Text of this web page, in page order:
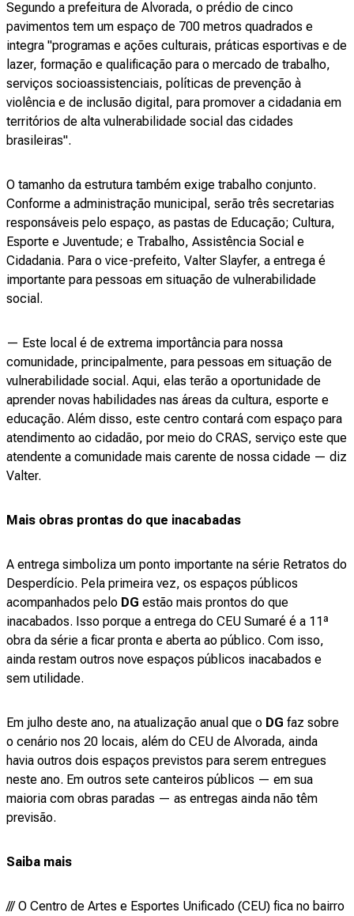
Segundo a prefeitura de Alvorada, o prédio de cinco
pavimentos tem um espaço de 700 metros quadrados e
integra "programas e ações culturais, práticas esportivas e de
lazer, formação e qualificação para o mercado de trabalho,
serviços socioassistenciais, políticas de prevenção à
violência e de inclusão digital, para promover a cidadania em
territórios de alta vulnerabilidade social das cidades
brasileiras".
O tamanho da estrutura também exige trabalho conjunto.
Conforme a administração municipal, serão três secretarias
responsáveis pelo espaço, as pastas de Educação; Cultura,
Esporte e Juventude; e Trabalho, Assistência Social e
Cidadania. Para o vice-prefeito, Valter Slayfer, a entrega é
importante para pessoas em situação de vulnerabilidade
social.
— Este local é de extrema importância para nossa
comunidade, principalmente, para pessoas em situação de
vulnerabilidade social. Aqui, elas terão a oportunidade de
aprender novas habilidades nas áreas da cultura, esporte e
educação. Além disso, este centro contará com espaço para
atendimento ao cidadão, por meio do CRAS, serviço este que
atendente a comunidade mais carente de nossa cidade — diz
Valter.
Mais obras prontas do que inacabadas
A entrega simboliza um ponto importante na série Retratos do
Desperdício. Pela primeira vez, os espaços públicos
acompanhados pelo DG estão mais prontos do que
inacabados. Isso porque a entrega do CEU Sumaré é a 11ª
obra da série a ficar pronta e aberta ao público. Com isso,
ainda restam outros nove espaços públicos inacabados e
sem utilidade.
Em julho deste ano, na atualização anual que o DG faz sobre
o cenário nos 20 locais, além do CEU de Alvorada, ainda
havia outros dois espaços previstos para serem entregues
neste ano. Em outros sete canteiros públicos — em sua
maioria com obras paradas — as entregas ainda não têm
previsão.
Saiba mais
/// O Centro de Artes e Esportes Unificado (CEU) fica no bairro